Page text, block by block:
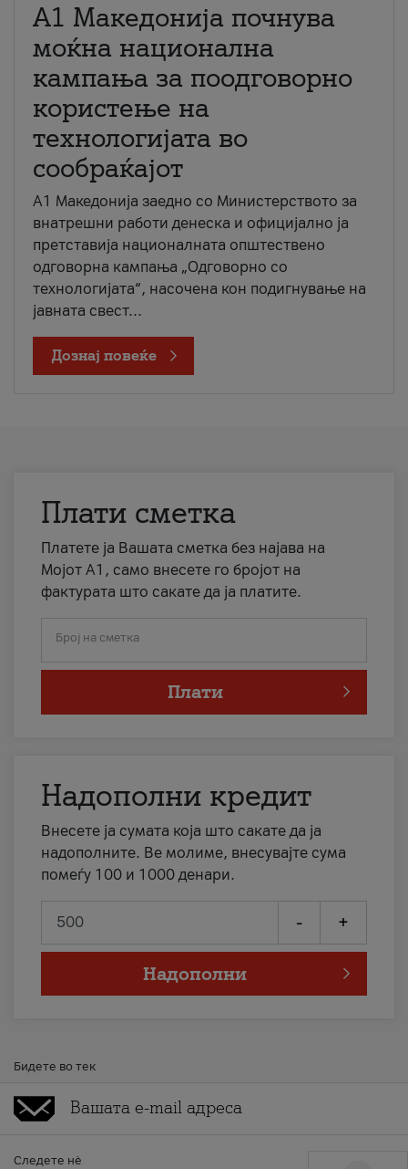
A1 Македонија почнува
моќна национална
кампања за поодговорно
користење на
технологијата во
сообраќајот
A1 Македонија заедно со Министерството за
внатрешни работи денеска и официјално ја
претставија националната општествено
одговорна кампања „Одговорно со
технологијата“, насочена кон подигнување на
јавната свест...
Дознај повеќе
Плати сметка
Платете ја Вашата сметка без најава на
Мојот А1, само внесете го бројот на
фактурата што сакате да ја платите.
Број на сметка
Плати
Надополни кредит
Внесете ја сумата која што сакате да ја
надополните. Ве молиме, внесувајте сума
помеѓу 100 и 1000 денари.
- +
Надополни
Бидете во тек
Следете нè